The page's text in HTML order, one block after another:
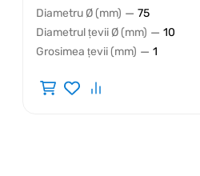
Diametru Ø (mm) — 75
Diametrul țevii Ø (mm) — 10
Grosimea țevii (mm) — 1